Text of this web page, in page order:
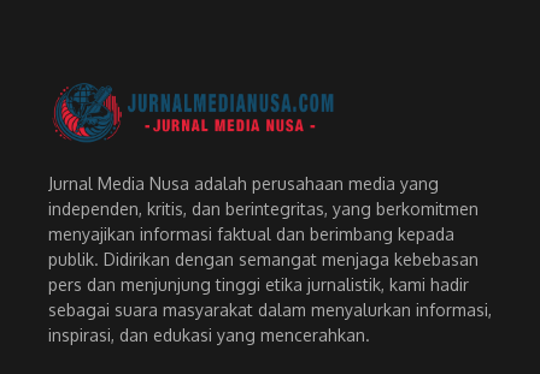
Jurnal Media Nusa adalah perusahaan media yang
independen, kritis, dan berintegritas, yang berkomitmen
menyajikan informasi faktual dan berimbang kepada
publik. Didirikan dengan semangat menjaga kebebasan
pers dan menjunjung tinggi etika jurnalistik, kami hadir
sebagai suara masyarakat dalam menyalurkan informasi,
inspirasi, dan edukasi yang mencerahkan.